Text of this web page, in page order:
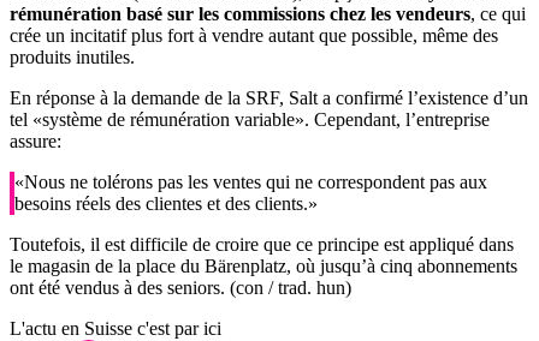
rémunération basé sur les commissions chez les vendeurs, ce qui
crée un incitatif plus fort à vendre autant que possible, même des
produits inutiles.
En réponse à la demande de la SRF, Salt a confirmé l’existence d’un
tel «système de rémunération variable». Cependant, l’entreprise
assure:
«Nous ne tolérons pas les ventes qui ne correspondent pas aux
besoins réels des clientes et des clients.»
Toutefois, il est difficile de croire que ce principe est appliqué dans
le magasin de la place du Bärenplatz, où jusqu’à cinq abonnements
ont été vendus à des seniors. (con / trad. hun)
L'actu en Suisse c'est par ici